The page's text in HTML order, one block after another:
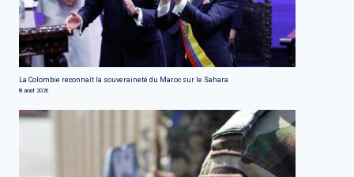
La Colombie reconnaît la souveraineté du Maroc sur le Sahara
8 août 2026